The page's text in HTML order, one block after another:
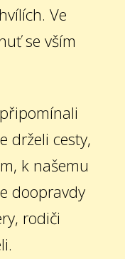
Ve
se vším
drželi cesty,
k našemu
doopravdy
rodiči